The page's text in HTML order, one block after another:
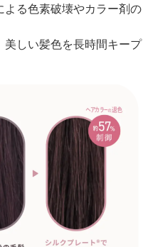
よる色素破壊やカラー剤の
しい髪色を長時間キープ